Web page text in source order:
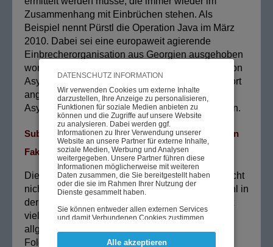
DATENSCHUTZ INFORMATION
Wir verwenden Cookies um externe Inhalte
darzustellen, Ihre Anzeige zu personalisieren,
Funktionen für soziale Medien anbieten zu
können und die Zugriffe auf unsere Website
zu analysieren. Dabei werden ggf.
Informationen zu Ihrer Verwendung unserer
Website an unsere Partner für externe Inhalte,
soziale Medien, Werbung und Analysen
weitergegeben. Unsere Partner führen diese
Informationen möglicherweise mit weiteren
Daten zusammen, die Sie bereitgestellt haben
oder die sie im Rahmen Ihrer Nutzung der
Dienste gesammelt haben.
Sie können entweder allen externen Services
und damit Verbundenen Cookies zustimmen,
Funktionsweise der Website zwingend
notwendig sind. Beachten Sie, dass bei der
Alle akzeptieren
Zusammenhang mit Einbrüchen stehen. Als
Beispiel nennt Pürstl die Operation Java im März
2010. Dabei sei eine europaweit agierende
Einbrecherorganisation aus Georgien ausgehoben
worden. Man habe gewusst, dass die Organisation
Asylwerber anwerbe, deshalb habe man auch dort
angesetzt - trotz aller Kritik, dass nun alle
Asylwerber unter Generalverdacht stehen würden.
Subjektives Sicherheitsgefühl entspricht nicht den
Fakten
Die objektiv gute Sicherheitsentwicklung entspricht
nicht dem aktuellen subjektiven Sicherheitsgefühl in
der Bevölkerung, bedauert Pürstl. Das hänge mit
vielen Faktoren zusammen - wie z. B. der
allgemeinen Terrorgefahr, den verunsichernden
Folgen der großen Flüchtlingswellen, der